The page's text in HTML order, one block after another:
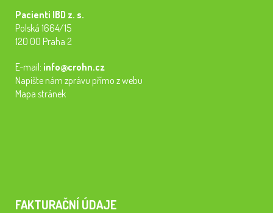
Pacienti IBD z. s.
Polská 1664/15
120 00 Praha 2
E-mail: info@crohn.cz
Napište nám zprávu přímo z webu
Mapa stránek
FAKTURAČNÍ ÚDAJE